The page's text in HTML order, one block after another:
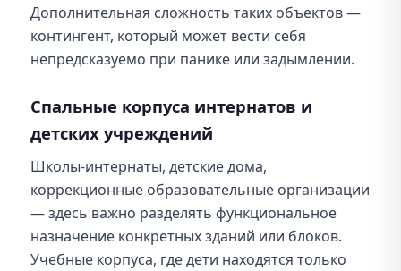
Дополнительная сложность таких объектов —
контингент, который может вести себя
непредсказуемо при панике или задымлении.
Спальные корпуса интернатов и
детских учреждений
Школы-интернаты, детские дома,
коррекционные образовательные организации
— здесь важно разделять функциональное
назначение конкретных зданий или блоков.
Учебные корпуса, где дети находятся только